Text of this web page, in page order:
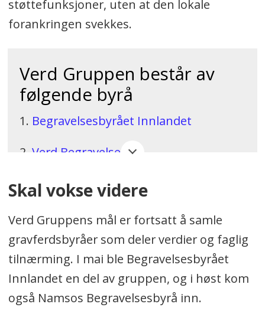
støttefunksjoner, uten at den lokale
forankringen svekkes.
Verd Gruppen består av
følgende byrå
1. Begravelsesbyrået Innlandet
2.Verd Begravelse
3.Koba Christensen Begravelsesbyrå
4.Berg Begravelsesbyrå
5.Buskerud Begravelsesbyrå
6.Lillehammer Begravelsesbyrå
7.
Namsos Begravelsesbyrå
Skal vokse videre
Verd Gruppens mål er fortsatt å samle
gravferdsbyråer som deler verdier og faglig
tilnærming. I mai ble Begravelsesbyrået
Innlandet en del av gruppen, og i høst kom
også Namsos Begravelsesbyrå inn.